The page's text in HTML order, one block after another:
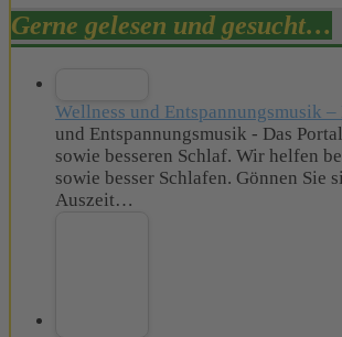
Gerne gelesen und gesucht…
Wellness und Entspannungsmusik
und Entspannungsmusik - Das
sowie besseren Schlaf. Wir helfen
sowie besser Schlafen. Gönnen Sie
Auszeit…